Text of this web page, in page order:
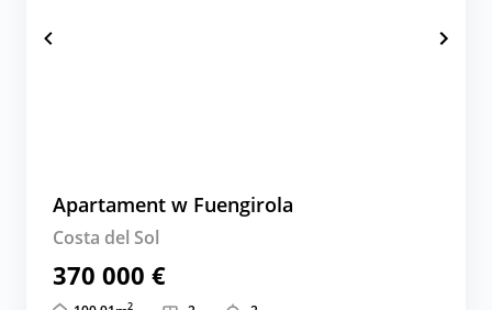
Apartament w Fuengirola
Costa del Sol
370 000 €
2